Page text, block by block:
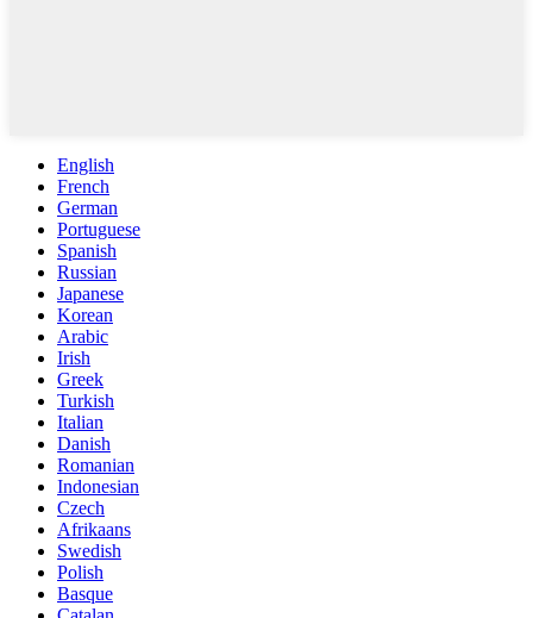
English
French
German
Portuguese
Spanish
Russian
Japanese
Korean
Arabic
Irish
Greek
Turkish
Italian
Danish
Romanian
Indonesian
Czech
Afrikaans
Swedish
Polish
Basque